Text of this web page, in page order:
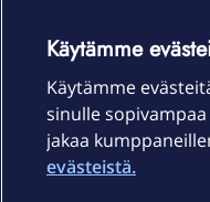
TV & audio
Kodinkoneet
Kamerat ja dronet
Kellot ja rannekkeet
Käytämme
Käytämme
sinulle
jakaa
evästeistä.